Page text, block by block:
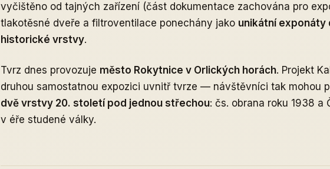
vyčištěno od tajných zařízení (část dokumentace zachována pro
tlakotěsné dveře a filtroventilace ponechány jako unikátní exponáty
historické vrstvy.
Tvrz dnes provozuje město Rokytnice v Orlických horách. Projekt
druhou samostatnou expozici uvnitř tvrze — návštěvníci tak mohou
dvě vrstvy 20. století pod jednou střechou: čs. obrana roku 1938 a
v éře studené války.